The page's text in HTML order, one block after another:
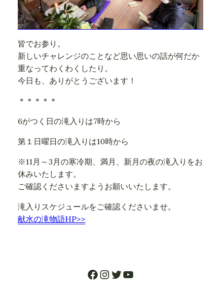
皆でお参り。
新しいチャレンジのことなど思い思いの話が何だか
重なってわくわくしたり。
今日も、ありがとうございます！
＊＊＊＊＊
6がつく日の滝入りは7時から
第１日曜日の滝入りは10時から
※11月～3月の寒冷期、満月、新月の夜の滝入りをお
休みいたします。
ご確認くださいますようお願いいたします。
滝入りスケジュールをご確認くださいませ。
献水の滝物語HP>>
Facebook
Instagram
Twitter
YouTube